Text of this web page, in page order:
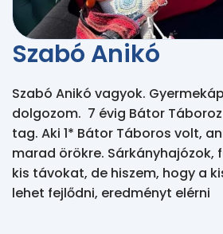
Szabó Anikó
Szabó Anikó vagyok.
dolgozom.  7 évig Bátor
tag. Aki 1* Bátor Táboros volt,
marad örökre. Sárkányhajózok,
kis távokat, de hiszem, hogy a
lehet fejlődni, eredményt elérni